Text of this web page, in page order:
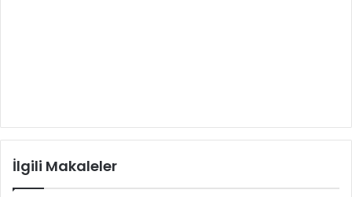
İlgili Makaleler